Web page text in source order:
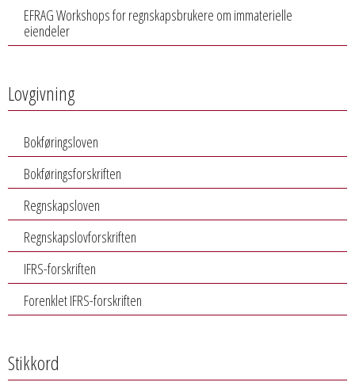
EFRAG Workshops for regnskapsbrukere om immaterielle
eiendeler
Lovgivning
Bokføringsloven
Bokføringsforskriften
Regnskapsloven
Regnskapslovforskriften
IFRS-forskriften
Forenklet IFRS-forskriften
Stikkord